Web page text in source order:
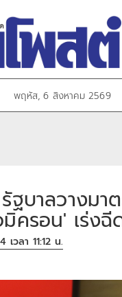
พฤหัส, 6 สิงหาคม 2569
บาลวางมา
ครอน' เร่ง
วลา 11:12 น.